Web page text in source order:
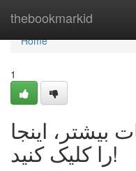
thebookmarkid
Home
Home
1
اینجا
را کلیک کنید!